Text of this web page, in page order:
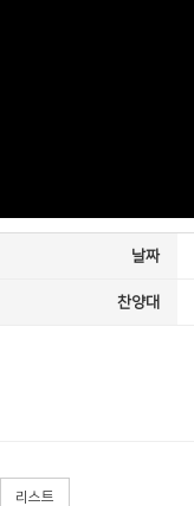
날짜
찬양대
리스트